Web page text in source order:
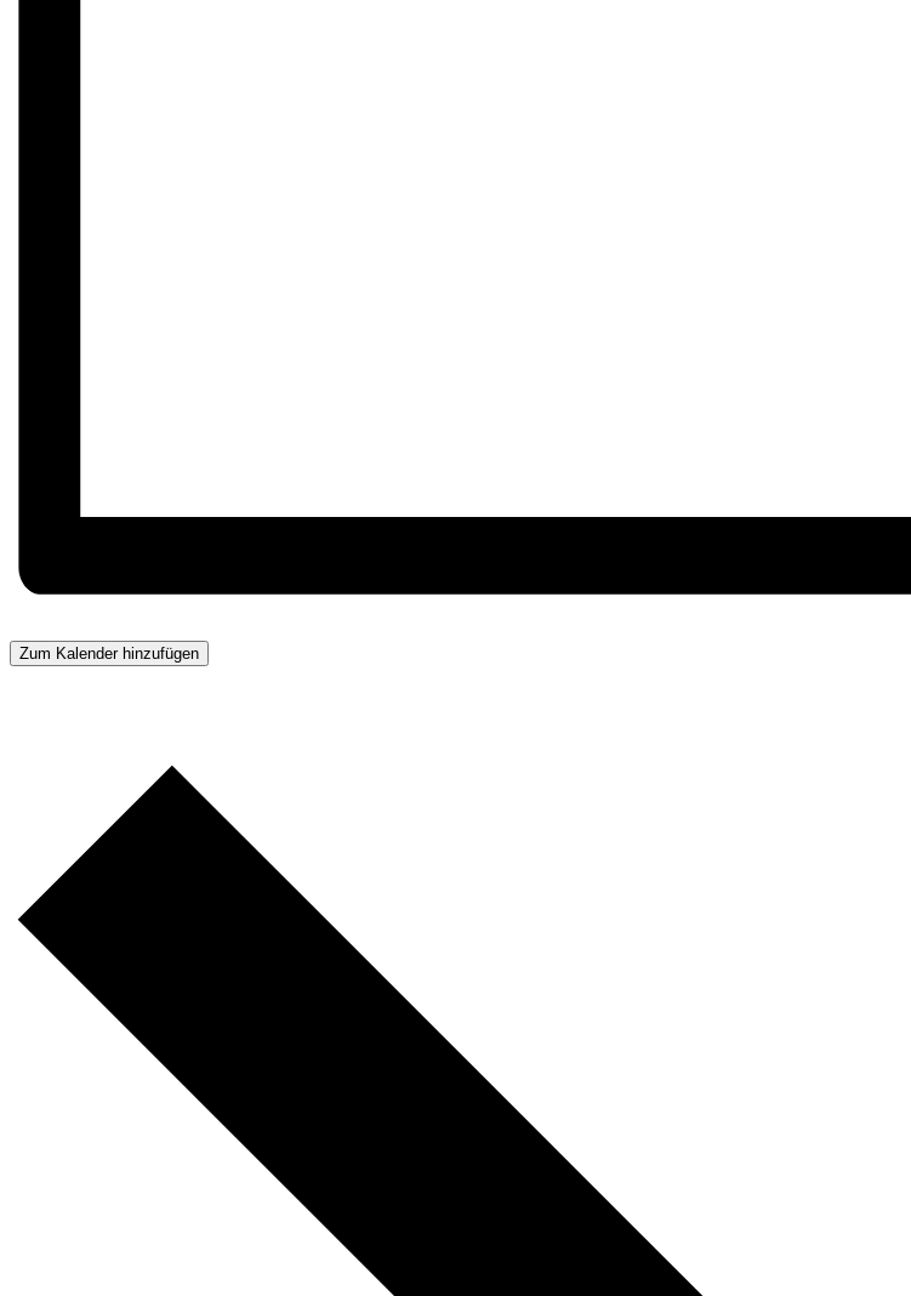
Zum Kalender hinzufügen